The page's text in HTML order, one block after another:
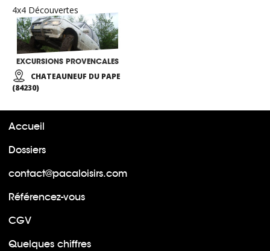
4x4 Découvertes
EXCURSIONS PROVENCALES
CHATEAUNEUF DU PAPE
(84230)
Accueil
Dossiers
contact@pacaloisirs.com
Référencez-vous
CGV
Quelques chiffres